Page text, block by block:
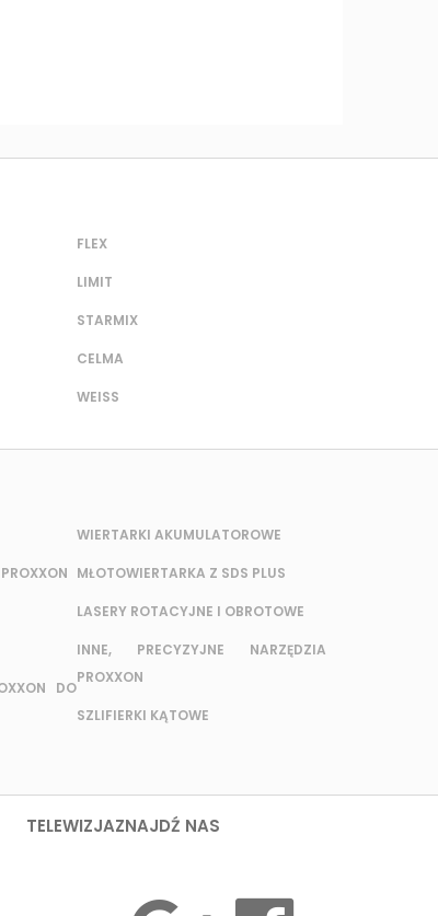
FLEX
LIMIT
STARMIX
CELMA
WEISS
DO
WIERTARKI AKUMULATOROWE
MŁOTOWIERTARKA Z SDS PLUS
LASERY ROTACYJNE I OBROTOWE
INNE, PRECYZYJNE NARZĘDZIA
PROXXON
SZLIFIERKI KĄTOWE
ZNAJDŹ NAS